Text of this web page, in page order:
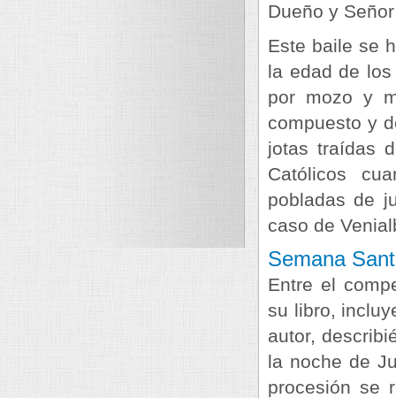
Dueño y
Este baile se
la edad de
por mozo y
compuesto y
jotas traídas
Católicos
pobladas de
caso de
Semana
Entre el
su libro,
autor,
la noche de
procesión se